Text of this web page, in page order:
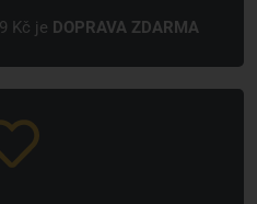
Kč je DOPRAVA ZDARMA